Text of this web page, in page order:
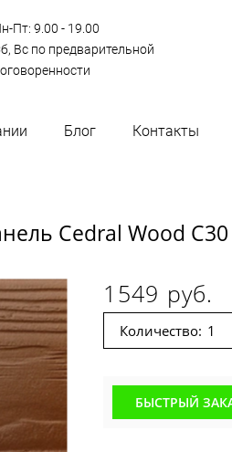
Пт: 9.00 - 19.00
Вс по предварительной
Блог Контакты
Cedral Wood C30
1549 руб.
Количество:
БЫСТРЫЙ